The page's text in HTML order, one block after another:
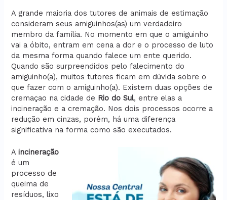
A grande maioria dos tutores de animais de estimação
consideram seus amiguinhos(as) um verdadeiro
membro da família. No momento em que o amiguinho
vai a óbito, entram em cena a dor e o processo de luto
da mesma forma quando falece um ente querido.
Quando são surpreendidos pelo falecimento do
amiguinho(a), muitos tutores ficam em dúvida sobre o
que fazer com o amiguinho(a). Existem duas opções de
cremaçao na cidade de Rio do Sul, entre elas a
incineração e a cremação. Nos dois processos ocorre a
redução em cinzas, porém, há uma diferença
significativa na forma como são executados.
Aincineração
é um
processo de
queima de
resíduos, lixo